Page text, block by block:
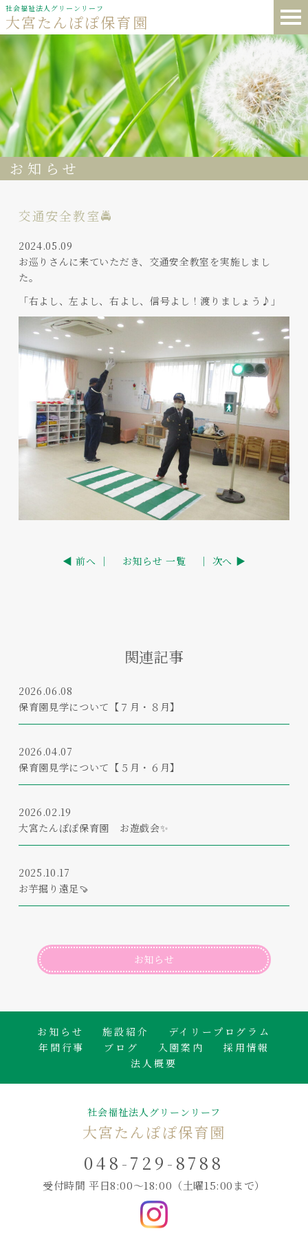
社会福祉法人グリーンリーフ
大宮たんぽぽ保育園
お知らせ
交通安全教室🚔
2024.05.09
お巡りさんに来ていただき、交通安全教室を実施しまし
た。
「右よし、左よし、右よし、信号よし！渡りましょう♪」
◀ 前へ ｜ お知らせ 一覧 ｜ 次へ ▶
関連記事
2026.06.08
保育園見学について【７月・８月】
2026.04.07
保育園見学について【５月・６月】
2026.02.19
大宮たんぽぽ保育園 お遊戯会✨
2025.10.17
お芋掘り遠足🍠
お知らせ
お知らせ 施設紹介
デイリープログラム
年間行事
ブログ 入園案内
採用情報
法人概要
社会福祉法人グリーンリーフ
大宮たんぽぽ保育園
048-729-8788
受付時間 平日8:00～18:00 （土曜15:00まで）